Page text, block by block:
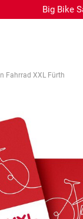
Big Bike
Fahrrad XXL Fürth